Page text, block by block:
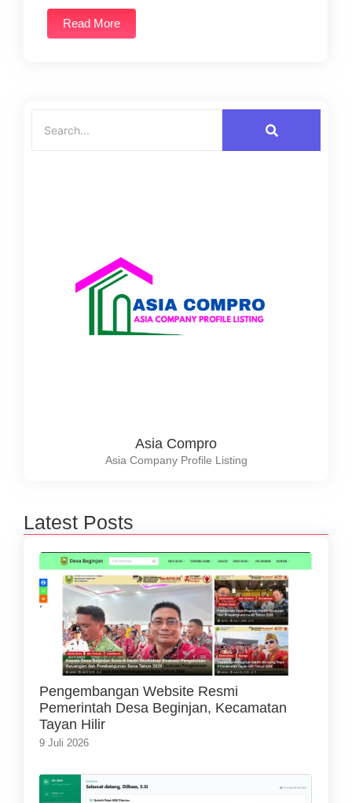
Read More
Asia Compro
Asia Company Profile Listing
Latest Posts
Pengembangan Website Resmi
Pemerintah Desa Beginjan, Kecamatan
Tayan Hilir
9 Juli 2026